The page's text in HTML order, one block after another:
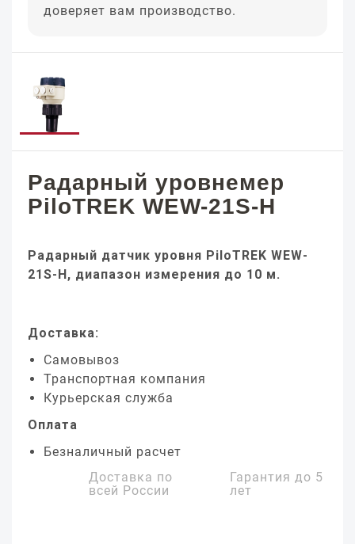
доверяет вам производство.
Радарный уровнемер
PiloTREK WEW-21S-H
Радарный датчик уровня PiloTREK WEW-
21S-H, диапазон измерения до 10 м.
Доставка:
Самовывоз
Транспортная компания
Курьерская служба
Оплата
Безналичный расчет
Доставка по
всей России
Гарантия до 5
лет